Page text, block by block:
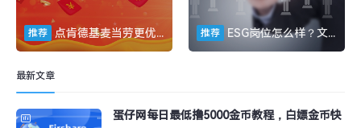
推荐 点肯德基麦当劳更优惠，而且有返利的公众号你要看看吗？ 推荐 ESG岗位怎么样？文末可获取ESG报告及书单
最新文章
蛋仔网每日最低撸5000金币教程，白嫖金币快